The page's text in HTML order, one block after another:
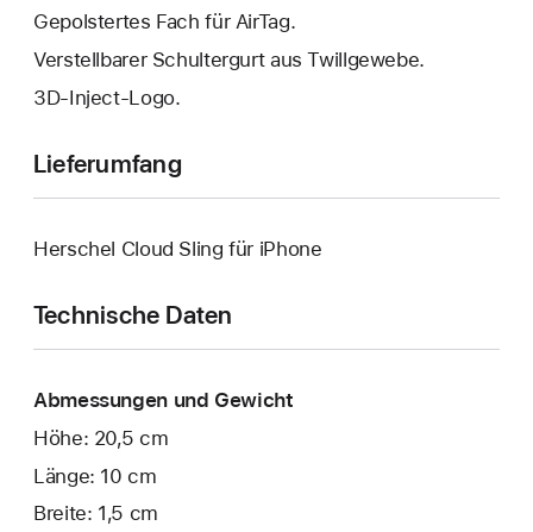
Gepolstertes Fach für AirTag.
Verstellbarer Schultergurt aus Twillgewebe.
3D-Inject-Logo.
Lieferumfang
Herschel Cloud Sling für iPhone
Technische Daten
Abmessungen und Gewicht
Höhe: 20,5 cm
Länge: 10 cm
Breite: 1,5 cm